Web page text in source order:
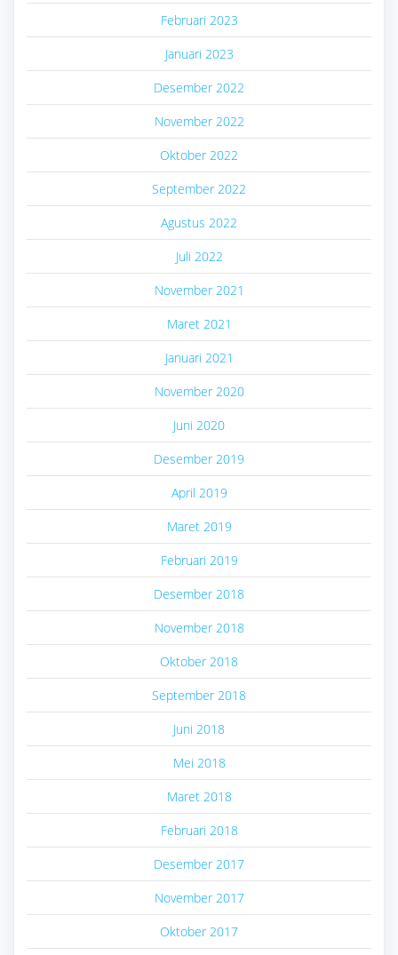
Februari 2023
Januari 2023
Desember 2022
November 2022
Oktober 2022
September 2022
Agustus 2022
Juli 2022
November 2021
Maret 2021
Januari 2021
November 2020
Juni 2020
Desember 2019
April 2019
Maret 2019
Februari 2019
Desember 2018
November 2018
Oktober 2018
September 2018
Juni 2018
Mei 2018
Maret 2018
Februari 2018
Desember 2017
November 2017
Oktober 2017